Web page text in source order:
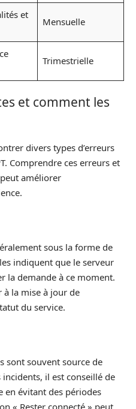
et
Mensuelle
Trimestrielle
et comment les
divers types d’erreurs
Comprendre ces erreurs et
améliorer
sous la forme de
indiquent que le serveur
la demande à ce moment.
à la mise à jour de
du service.
sont souvent source de
il est conseillé de
en évitant des périodes
« Rester connecté » peut